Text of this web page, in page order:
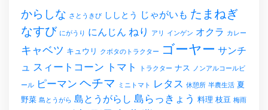
からしな さとうきび ししとう じゃがいも たまねぎ
なすび にがうり にんじん ねり アリ インゲン オクラ カレー
キャベツ キュウリ クボタのトラクター ゴーヤー サンチ
ュ スィートコーン トマト トラクター ナス ノンアルコールビ
ール ピーマン ヘチマ ミニトマト レタス 休憩所 半農生活 夏
野菜 島とうがら 島とうがらし 島らっきょう 料理 枝豆 梅雨